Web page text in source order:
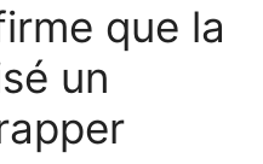
que la
un